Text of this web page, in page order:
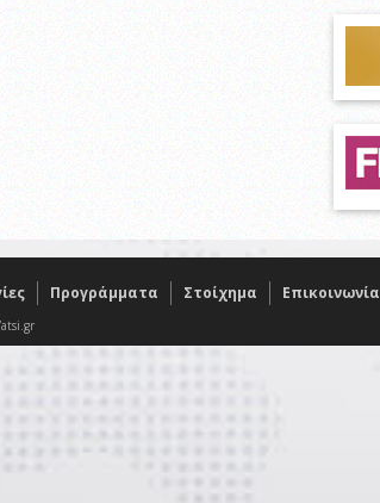
Προγράμματα Στοίχημα Επικοινωνία